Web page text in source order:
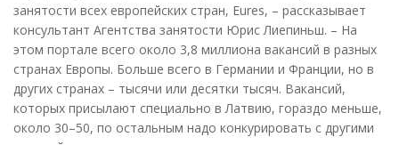
занятости всех европейских стран, Eures, – рассказывает
консультант Агентства занятости Юрис Лиепиньш. – На
этом портале всего около 3,8 миллиона вакансий в разных
странах Европы. Больше всего в Германии и Франции, но в
других странах – тысячи или десятки тысяч. Вакансий,
которых присылают специально в Латвию, гораздо меньше,
около 30–50, по остальным надо конкурировать с другими